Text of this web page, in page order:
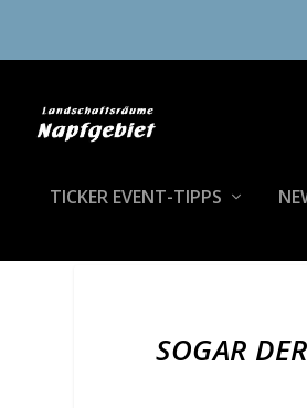
TICKER EVENT-TIPPS
SOGAR